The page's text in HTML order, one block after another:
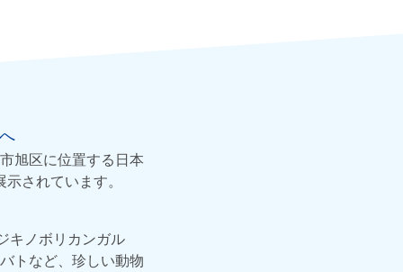
旭区に位置する日本
されています。
キノボリカンガル
トなど、珍しい動物